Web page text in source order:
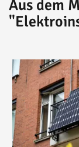
Aus dem